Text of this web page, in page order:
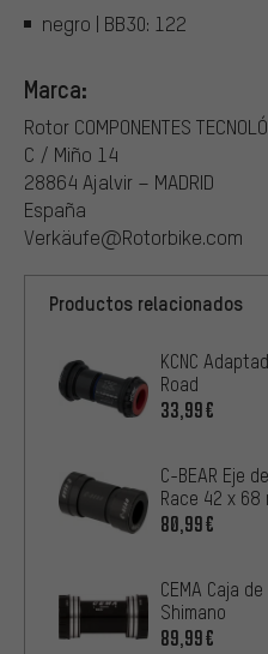
negro | BB30: 122
Marca:
Rotor COMPONENTES
C / Miño 14
28864 Ajalvir – MADRID
España
Verkäufe@Rotorbike.com
Productos relacionados
KCNC
Road
33,99€
C-BEAR Eje
Race 42 x 68
80,99€
CEMA Caja
Shimano
89,99€